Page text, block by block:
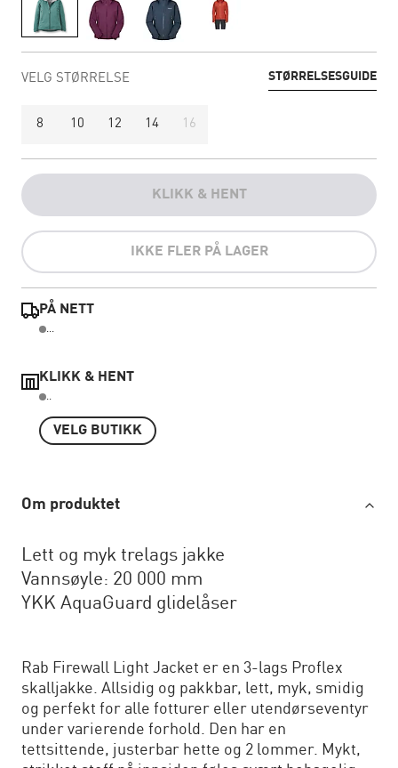
VELG STØRRELSE STØRRELSESGUIDE
8 10 12 14 16
KLIKK & HENT
IKKE FLER PÅ LAGER
PÅ NETT
...
KLIKK & HENT
..
VELG BUTIKK
Om produktet
Lett og myk trelags jakke
Vannsøyle: 20 000 mm
YKK AquaGuard glidelåser
Rab Firewall Light Jacket er en 3-lags Proflex
skalljakke. Allsidig og pakkbar, lett, myk, smidig
og perfekt for alle fotturer eller utendørseventyr
under varierende forhold. Den har en
tettsittende, justerbar hette og 2 lommer. Mykt,